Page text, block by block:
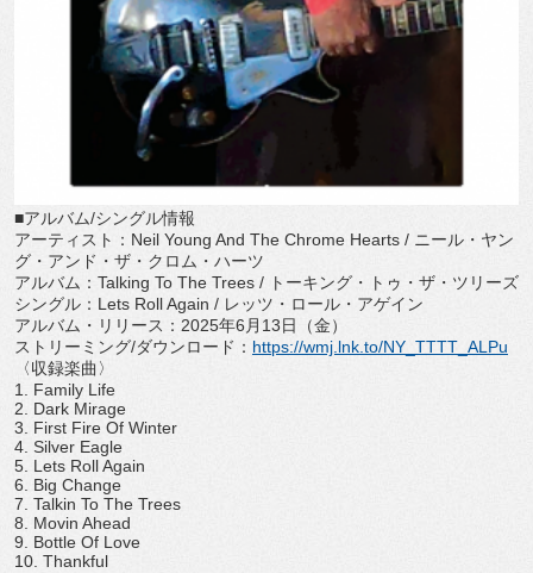
■アルバム/シングル情報
アーティスト：Neil Young And The Chrome Hearts / ニール・ヤン
グ・アンド・ザ・クロム・ハーツ
アルバム：Talking To The Trees / トーキング・トゥ・ザ・ツリーズ
シングル：Lets Roll Again / レッツ・ロール・アゲイン
アルバム・リリース：2025年6月13日（金）
ストリーミング/ダウンロード： https://wmj.lnk.to/NY_TTTT_ALPu
〈収録楽曲〉
1. Family Life
2. Dark Mirage
3. First Fire Of Winter
4. Silver Eagle
5. Lets Roll Again
6. Big Change
7. Talkin To The Trees
8. Movin Ahead
9. Bottle Of Love
10. Thankful